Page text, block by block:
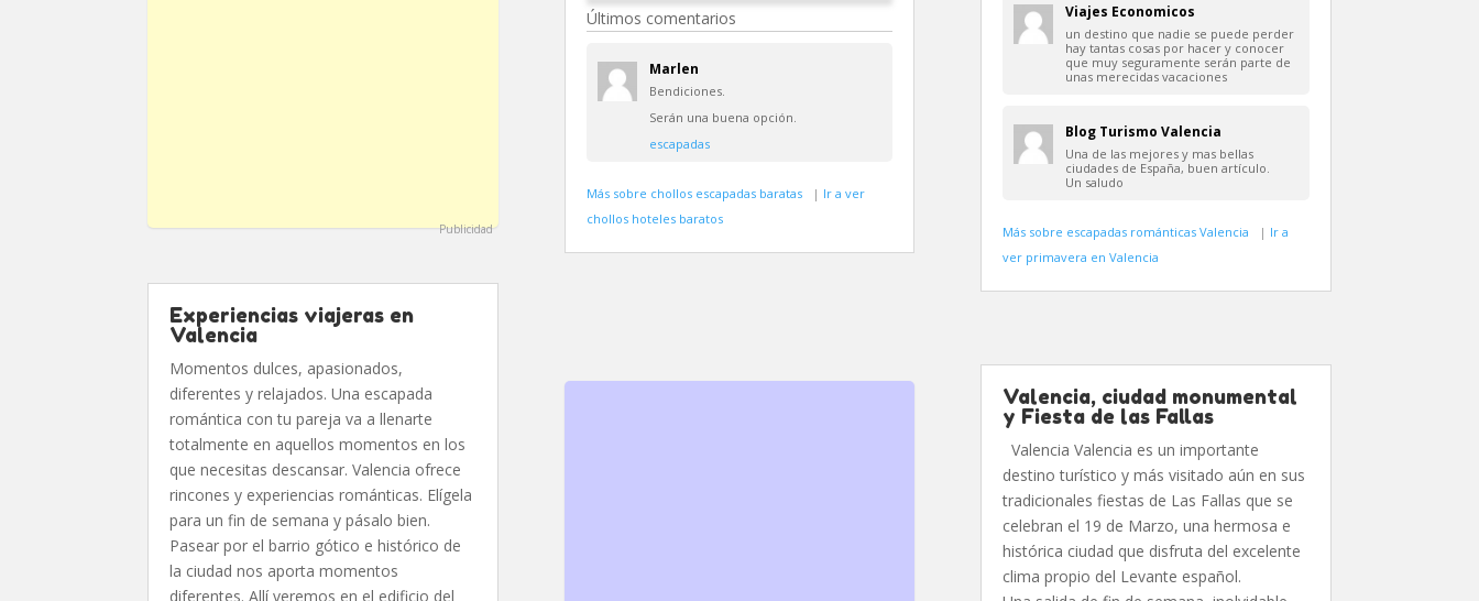
Publicidad
Experiencias viajeras en
Valencia
Momentos dulces, apasionados,
diferentes y relajados. Una escapada
romántica con tu pareja va a llenarte
totalmente en aquellos momentos en los
que necesitas descansar. Valencia ofrece
rincones y experiencias románticas. Elígela
para un fin de semana y pásalo bien.
Pasear por el barrio gótico e histórico de
la ciudad nos aporta momentos
diferentes. Allí veremos en el edificio del
Últimos comentarios
Marlen
Bendiciones.
Serán una buena opción.
escapadas
Más sobre chollos escapadas baratas | Ir a ver
chollos hoteles baratos
Viajes Economicos
un destino que nadie se puede perder
hay tantas cosas por hacer y conocer
que muy seguramente serán parte de
unas merecidas vacaciones
Blog Turismo Valencia
Una de las mejores y mas bellas
ciudades de España, buen artículo.
Un saludo
Más sobre escapadas románticas Valencia | Ir a
ver primavera en Valencia
Valencia, ciudad monumental
y Fiesta de las Fallas
Valencia Valencia es un importante
destino turístico y más visitado aún en sus
tradicionales fiestas de Las Fallas que se
celebran el 19 de Marzo, una hermosa e
histórica ciudad que disfruta del excelente
clima propio del Levante español.